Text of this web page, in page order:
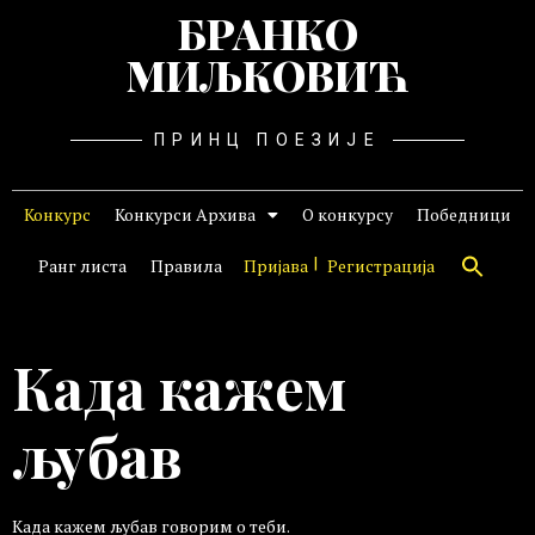
БРАНКО
МИЉКОВИЋ
ПРИНЦ ПОЕЗИЈЕ
Конкурс Конкурси Архива О конкурсу Победници
Ранг листа Правила Пријава Регистрација
Када кажем
љубав
Када кажем љубав говорим о теби.